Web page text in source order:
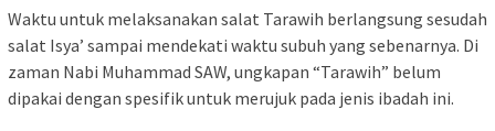
Waktu untuk melaksanakan salat Tarawih berlangsung sesudah
salat Isya’ sampai mendekati waktu subuh yang sebenarnya. Di
zaman Nabi Muhammad SAW, ungkapan “Tarawih” belum
dipakai dengan spesifik untuk merujuk pada jenis ibadah ini.